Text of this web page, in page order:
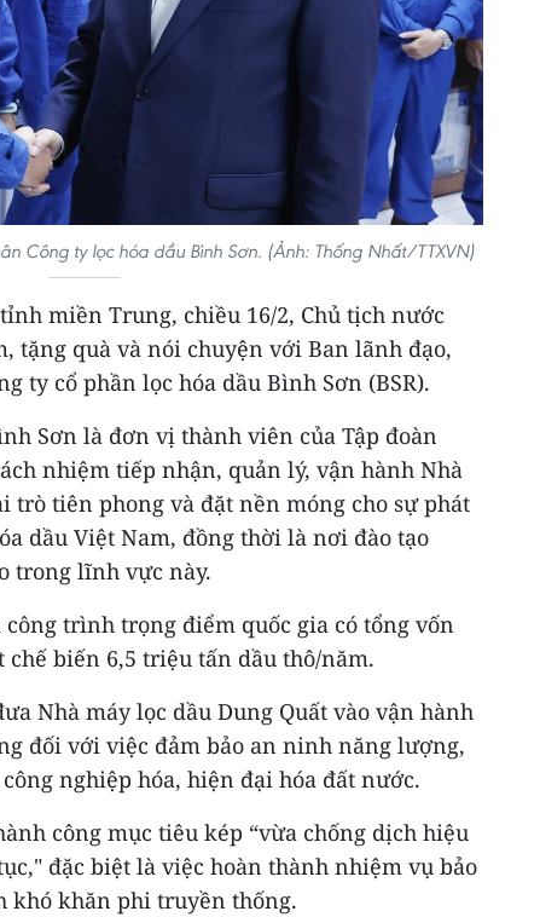
Công ty lọc hóa dầu Bình Sơn. (Ảnh: Thống Nhất/TTXVN)
miền Trung, chiều 16/2, Chủ tịch nước
tặng quà và nói chuyện với Ban lãnh đạo,
ty cổ phần lọc hóa dầu Bình Sơn (BSR).
Sơn là đơn vị thành viên của Tập đoàn
nhiệm tiếp nhận, quản lý, vận hành Nhà
trò tiên phong và đặt nền móng cho sự phát
dầu Việt Nam, đồng thời là nơi đào tạo
trong lĩnh vực này.
trình trọng điểm quốc gia có tổng vốn
chế biến 6,5 triệu tấn dầu thô/năm.
Nhà máy lọc dầu Dung Quất vào vận hành
đối với việc đảm bảo an ninh năng lượng,
nghiệp hóa, hiện đại hóa đất nước.
công mục tiêu kép “vừa chống dịch hiệu
đặc biệt là việc hoàn thành nhiệm vụ bảo
khó khăn phi truyền thống.